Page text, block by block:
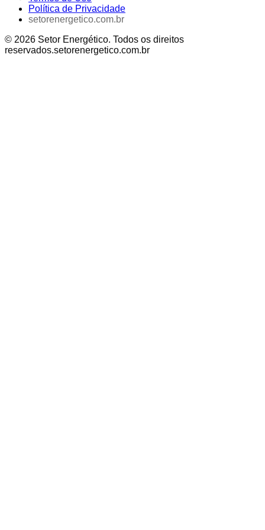
Política de Privacidade
setorenergetico.com.br
© 2026 Setor Energético. Todos os direitos
reservados.setorenergetico.com.br